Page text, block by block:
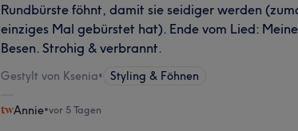
Rundbürste föhnt, damit sie seidiger werden
einziges Mal gebürstet hat). Ende vom Lied:
Besen. Strohig & verbrannt.
Gestylt von Ksenia• Styling & Föhnen
Annie•vor 5 Tagen